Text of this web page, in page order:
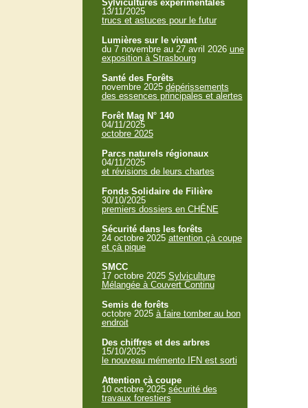
Sylvicultures expérimentales
13/11/2025
trucs et astuces pour le futur
Lumières sur le vivant
du 7 novembre au 27 avril 2026 une
exposition à Strasbourg
Santé des Forêts
novembre 2025 dépérissements
des essences principales et alertes
Forêt Mag N° 140
04/11/2025
octobre 2025
Parcs naturels régionaux
04/11/2025
et révisions de leurs chartes
Fonds Solidaire de Filière
30/10/2025
premiers dossiers en CHÊNE
Sécurité dans les forêts
24 octobre 2025 attention çà coupe
et çà pique
SMCC
17 octobre 2025 Sylviculture
Mélangée à Couvert Continu
Semis de forêts
octobre 2025 à faire tomber au bon
endroit
Des chiffres et des arbres
15/10/2025
le nouveau mémento IFN est sorti
Attention çà coupe
10 octobre 2025 sécurité des
travaux forestiers